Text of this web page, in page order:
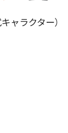
ャラクター）